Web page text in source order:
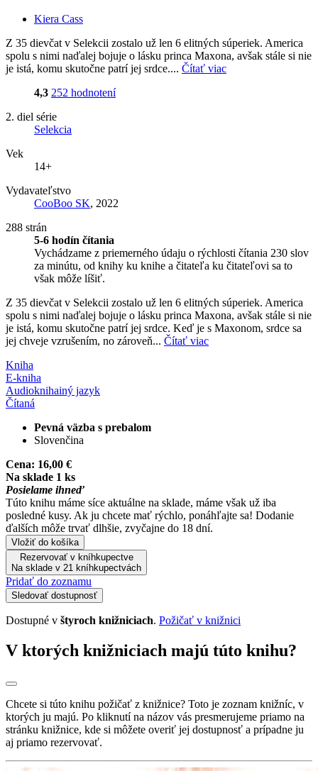
Kiera Cass
Z 35 dievčat v Selekcii zostalo už len 6 elitných súperiek. America
spolu s nimi naďalej bojuje o lásku princa Maxona, avšak stále si nie
je istá, komu skutočne patrí jej srdce.... Čítať viac
4,3 252 hodnotení
2. diel série
Selekcia
Vek
14+
Vydavateľstvo
CooBoo SK, 2022
288 strán
5-6 hodín čítania
Vychádzame z priemerného údaju o rýchlosti čítania 230 slov
za minútu, od knihy ku knihe a čitateľa ku čitateľovi sa to
však môže líšiť.
Z 35 dievčat v Selekcii zostalo už len 6 elitných súperiek. America
spolu s nimi naďalej bojuje o lásku princa Maxona, avšak stále si nie
je istá, komu skutočne patrí jej srdce. Keď je s Maxonom, srdce sa
jej chveje vzrušením, no zároveň... Čítať viac
Kniha
E-kniha
Audioknihainý jazyk
Čítaná
Pevná väzba s prebalom
Slovenčina
Cena: 16,00 €
Na sklade 1 ks
Posielame ihneď
Túto knihu máme síce aktuálne na sklade, máme však už iba
posledné kusy. Ak ju chcete mať rýchlo, ponáhľajte sa! Dodanie
ďalších môže trvať dlhšie, zvyčajne do 18 dní.
Vložiť do košíka
Rezervovať v kníhkupectve
Na sklade v 21 kníhkupectvách
Pridať do zoznamu
Sledovať dostupnosť
Dostupné v štyroch knižniciach. Požičať v knižnici
V ktorých knižniciach majú túto knihu?
Chcete si túto knihu požičať z knižnice? Toto je zoznam knižníc, v
ktorých ju majú. Po kliknutí na názov vás presmerujeme priamo na
stránku knižnice, kde si môžete overiť jej dostupnosť a prípadne ju
aj priamo rezervovať.